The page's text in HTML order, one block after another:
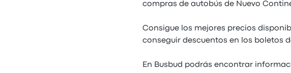
compras de autobús de Nuevo
Consigue los mejores precios
conseguir descuentos en los boletos
En Busbud podrás encontrar